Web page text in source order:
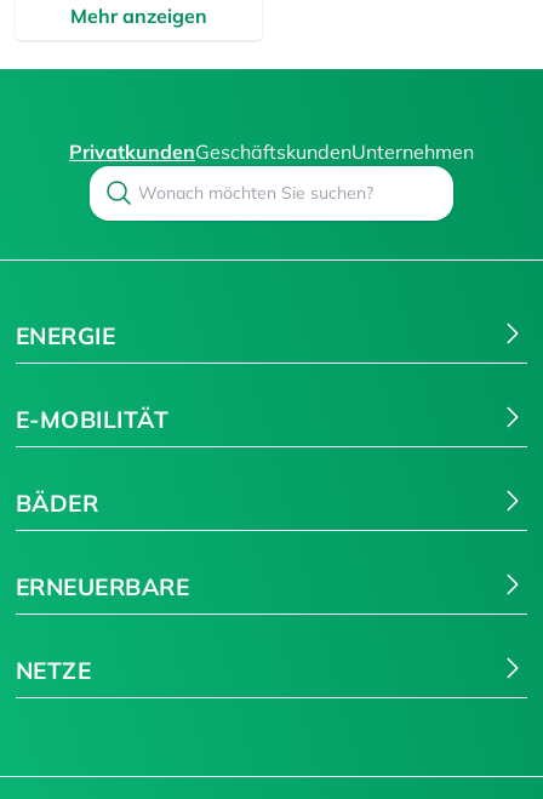
Mehr anzeigen
PrivatkundenGeschäftskundenUnternehmen
Search
ENERGIE
E-MOBILITÄT
BÄDER
ERNEUERBARE
NETZE